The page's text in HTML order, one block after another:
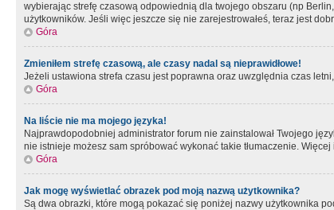
wybierając strefę czasową odpowiednią dla twojego obszaru (np
użytkowników. Jeśli więc jeszcze się nie zarejestrowałeś, teraz jest
Góra
Zmieniłem strefę czasową, ale czasy nadal są nieprawidłowe!
Jeżeli ustawiona strefa czasu jest poprawna oraz uwzględnia czas
Góra
Na liście nie ma mojego języka!
Najprawdopodobniej administrator forum nie zainstalował Twojego
nie istnieje możesz sam spróbować wykonać takie tłumaczenie.
Góra
Jak mogę wyświetlać obrazek pod moją nazwą użytkownika?
Są dwa obrazki, które mogą pokazać się poniżej nazwy użytkownika